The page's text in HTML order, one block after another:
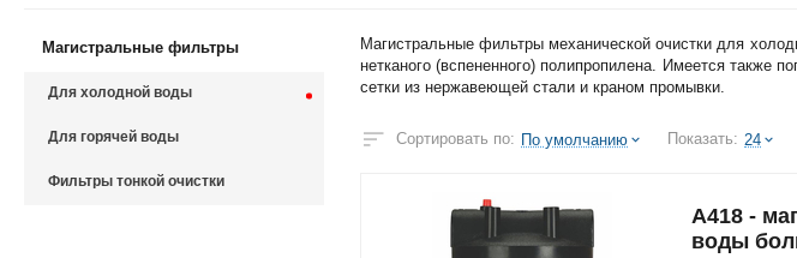
Магистральные фильтры механической очистки для
нетканого (вспененного) полипропилена. Имеется также
сетки из нержавеющей стали и краном промывки.
Сортировать по: По умолчанию Показать: 24
A418 -
воды
Магистральные фильтры
Для холодной воды
Для горячей воды
Фильтры тонкой очистки